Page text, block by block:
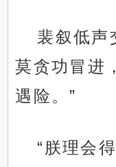
裴叙低声
莫贪功冒进
遇险。”
“朕理会